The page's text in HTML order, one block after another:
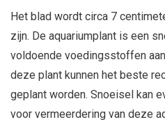
Het blad wordt circa 7
zijn. De aquariumplant is een
voldoende voedingsstoffen
deze plant kunnen het beste
geplant worden. Snoeisel kan
voor vermeerdering van deze